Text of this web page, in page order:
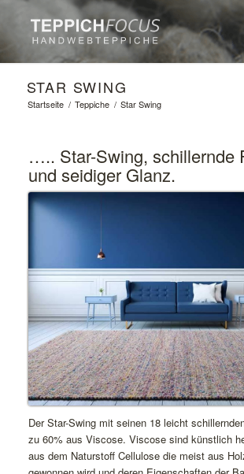
STAR SWING
Startseite / Teppiche / Star Swing
….. Star-Swing, schillernde
und seidiger Glanz.
Der Star-Swing mit seinen 18 leicht
zu 60% aus Viscose. Viscose sind künstlich
aus dem Naturstoff Cellulose die meist aus